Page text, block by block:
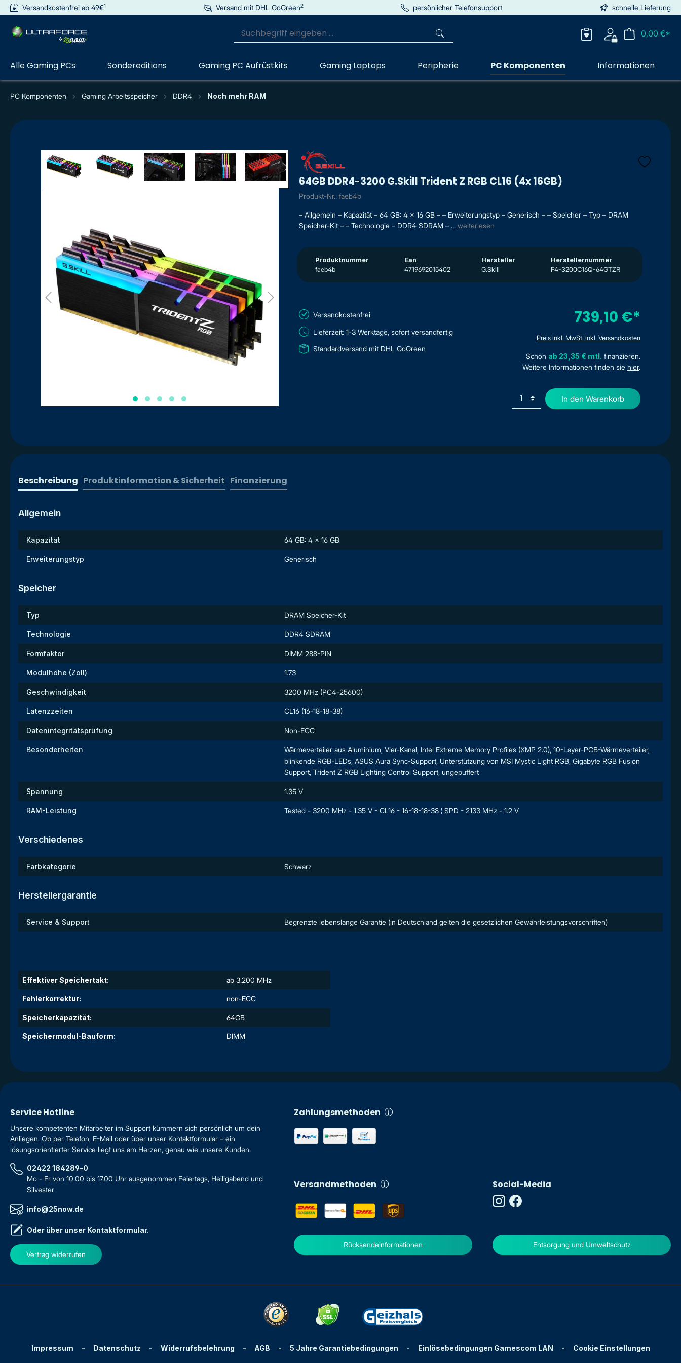
springen Zur Hauptnavigation springen
Versandkostenfrei ab 49€1 Versand mit DHL GoGreen2 persönlicher Telefonsupport schnelle Lieferung
0,00 €*
Alle Gaming PCs Sondereditions Gaming PC Aufrüstkits Gaming Laptops Peripherie PC Komponenten Informationen
PC Komponenten Gaming Arbeitsspeicher DDR4 Noch mehr RAM
64GB DDR4-3200 G.Skill Trident Z RGB CL16 (4x 16GB)
Produkt-Nr.: faeb4b
– Allgemein – Kapazität – 64 GB: 4 x 16 GB – – Erweiterungstyp – Generisch – – Speicher – Typ – DRAM
Speicher-Kit – – Technologie – DDR4 SDRAM – ... weiterlesen
Produktnummer
faeb4b
Ean
4719692015402
Hersteller
G.Skill
Herstellernummer
F4-3200C16Q-64GTZR
Versandkostenfrei
Lieferzeit: 1-3 Werktage, sofort versandfertig
Standardversand mit DHL GoGreen
739,10 €*
Preis inkl. MwSt. inkl. Versandkosten
Schon ab 23,35 € mtl. finanzieren.
Weitere Informationen finden sie hier.
In den Warenkorb
Beschreibung Produktinformation & Sicherheit Finanzierung
Allgemein
Kapazität 64 GB: 4 x 16 GB
Erweiterungstyp Generisch
Speicher
Typ DRAM Speicher-Kit
Technologie DDR4 SDRAM
Formfaktor DIMM 288-PIN
Modulhöhe (Zoll) 1.73
Geschwindigkeit 3200 MHz (PC4-25600)
Latenzzeiten CL16 (16-18-18-38)
Datenintegritätsprüfung Non-ECC
Besonderheiten
Wärmeverteiler aus Aluminium, Vier-Kanal, Intel Extreme Memory Profiles (XMP 2.0), 10-Layer-PCB-Wärmeverteiler,
blinkende RGB-LEDs, ASUS Aura Sync-Support, Unterstützung von MSI Mystic Light RGB, Gigabyte RGB Fusion
Support, Trident Z RGB Lighting Control Support, ungepuffert
Spannung 1.35 V
RAM-Leistung Tested - 3200 MHz - 1.35 V - CL16 - 16-18-18-38 ¦ SPD - 2133 MHz - 1.2 V
Verschiedenes
Farbkategorie Schwarz
Herstellergarantie
Service & Support Begrenzte lebenslange Garantie (in Deutschland gelten die gesetzlichen Gewährleistungsvorschriften)
Effektiver Speichertakt: ab 3.200 MHz
Fehlerkorrektur: non-ECC
Speicherkapazität: 64GB
Speichermodul-Bauform: DIMM
Service Hotline
Unsere kompetenten Mitarbeiter im Support kümmern sich persönlich um dein
Anliegen. Ob per Telefon, E-Mail oder über unser Kontaktformular – ein
lösungsorientierter Service liegt uns am Herzen, genau wie unsere Kunden.
02422 184289-0
Mo - Fr von 10.00 bis 17.00 Uhr ausgenommen Feiertags, Heiligabend und
Silvester
info@25now.de
Oder über unser Kontaktformular.
Vertrag widerrufen
Zahlungsmethoden
Versandmethoden
Rücksendeinformationen Entsorgung und Umweltschutz
Social-Media
Impressum - Datenschutz - Widerrufsbelehrung - AGB - 5 Jahre Garantiebedingungen - Einlösebedingungen Gamescom LAN - Cookie Einstellungen